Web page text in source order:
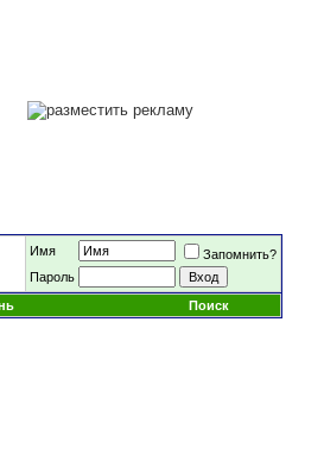
Имя
Запомнить?
Пароль
Поиск